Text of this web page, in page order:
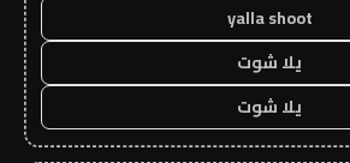
yalla shoot
يلا شوت
يلا شوت